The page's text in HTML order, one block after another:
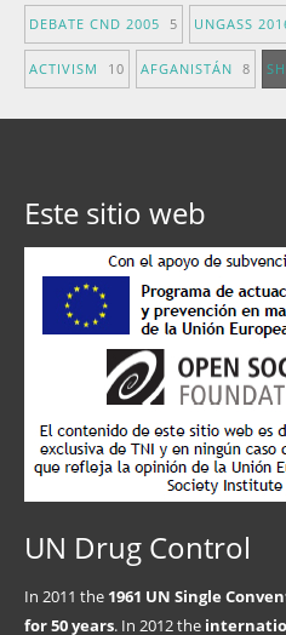
DEBATE CND 2005 5 UNGASS
ACTIVISM 10 AFGANISTÁN 8
Este sitio web
UN Drug Control
In 2011 the 1961 UN Single
for 50 years. In 2012 the